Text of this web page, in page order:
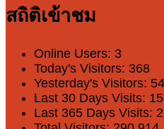
สถิติเข้าชม
Online Users: 3
Today's Visitors: 368
Yesterday's Visitors:
Last 30 Days Visits:
Last 365 Days Visits: